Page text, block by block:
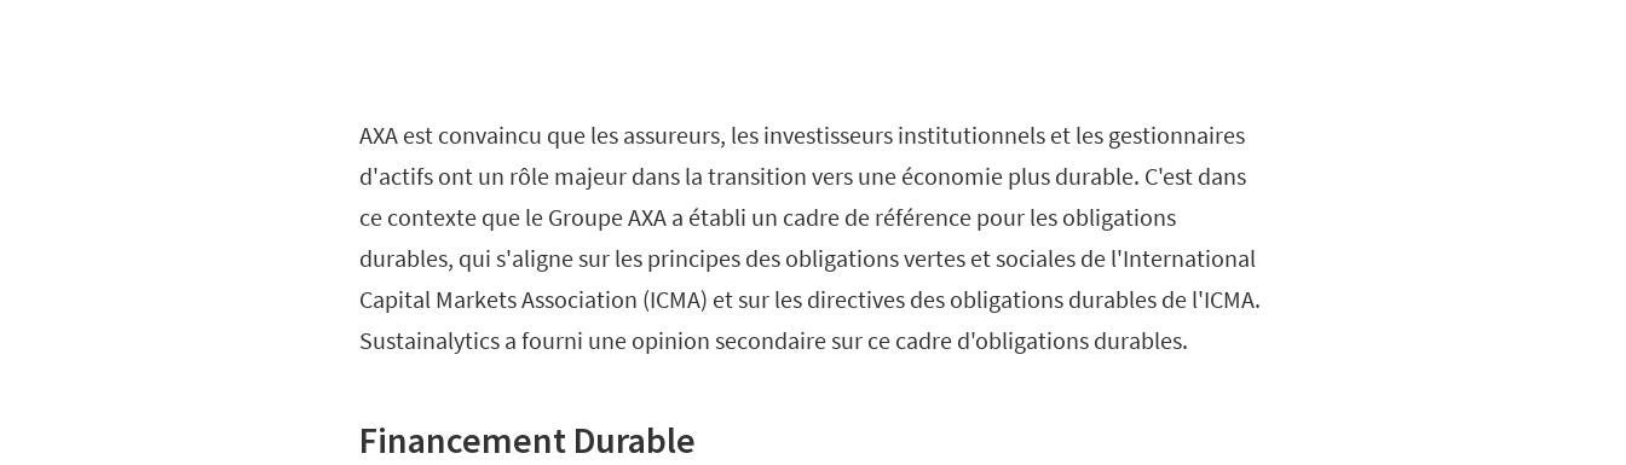
AXA est convaincu que les assureurs, les investisseurs institutionnels et les gestionnaires
d'actifs ont un rôle majeur dans la transition vers une économie plus durable. C'est dans
ce contexte que le Groupe AXA a établi un cadre de référence pour les obligations
durables, qui s'aligne sur les principes des obligations vertes et sociales de l'International
Capital Markets Association (ICMA) et sur les directives des obligations durables de l'ICMA.
Sustainalytics a fourni une opinion secondaire sur ce cadre d'obligations durables.
Financement Durable